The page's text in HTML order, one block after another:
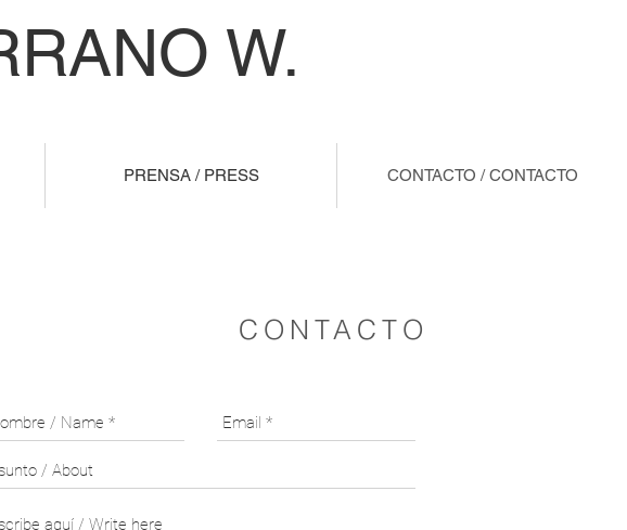
W.
PRENSA / PRESS CONTACTO / CONTACTO
CONTACTO